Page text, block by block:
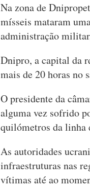
Na zona de
mísseis mataram
administração
Dnipro, a capital da
mais de 20 horas no
O presidente da
alguma vez sofrido
quilómetros da linha
As autoridades
infraestruturas nas
vítimas até ao